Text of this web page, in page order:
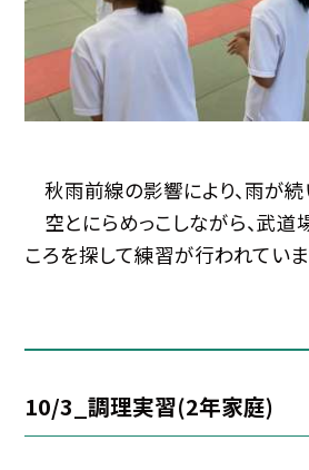
秋雨前線の影響により、雨が続
空とにらめっこしながら、武道
ころを探して練習が行われていま
10/3_調理実習(2年家庭)